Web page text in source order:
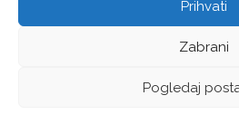
Prihvati
Zabrani
Pogledaj
LAG “Virovitički prsten” © Sva
LM DIGITAL